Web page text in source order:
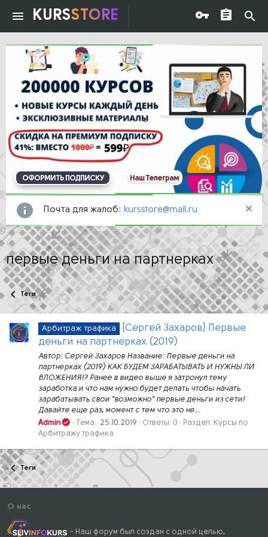
KURSSTORE
ОФОРМИТЬ ПОДПИСКУ Наш Телеграм
Почта для жалоб: kursstore@mail.ru
первые деньги на партнерках
Теги
Арбитраж трафика
[Сергей Захаров] Первые
деньги на партнерках (2019)
Автор: Сергей Захаров Название: Первые деньги на
партнерках (2019) КАК БУДЕМ ЗАРАБАТЫВАТЬ И НУЖНЫ ЛИ
ВЛОЖЕНИЯ!? Ранее в видео выше я затронул тему
заработка и что нам нужно будет делать чтобы начать
зарабатывать свои "возможно" первые деньги из сети!
Давайте еще раз, момент с тем что это не...
Admin
Тема 25.10.2019 Ответы: 0 Раздел: Курсы по
Арбитражу трафика
Теги
О нас
- Наш форум был создан с одной целью,